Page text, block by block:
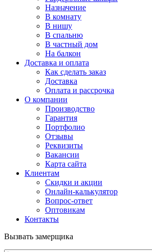
Назначение
В комнату
В нишу
В спальню
В частный дом
На балкон
Доставка и оплата
Как сделать заказ
Доставка
Оплата и рассрочка
О компании
Производство
Гарантия
Портфолио
Отзывы
Реквизиты
Вакансии
Карта сайта
Клиентам
Скидки и акции
Онлайн-калькулятор
Вопрос-ответ
Оптовикам
Контакты
Вызвать замерщика